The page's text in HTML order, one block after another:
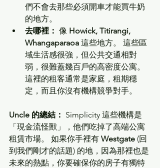
們不會去那些必須開車才能買牛奶
的地方。
去哪裡： 像 Howick, Titirangi,
Whangaparaoa 這些地方。 這些區
域生活感很強，但公共交通相對
弱，很難蓋幾百戶的高密度公寓。
這裡的租客通常是家庭，租期穩
定，而且你沒有機構競爭對手。
Uncle 的總結： Simplicity 這些機構是
「現金流怪獸」，他們吃掉了高端公寓
租賃市場。 如果你手裡有 Westgate (回
到我們剛才的話題) 的地，因為那裡也是
未來的熱點，你要確保你的房子有獨特